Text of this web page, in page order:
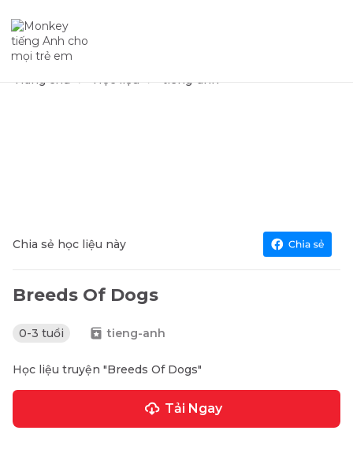
Trang chủ Học liệu tieng-anh
Chia sẻ học liệu này
Breeds Of Dogs
0-3 tuổi tieng-anh
Học liệu truyện "Breeds Of Dogs"
Tải Ngay